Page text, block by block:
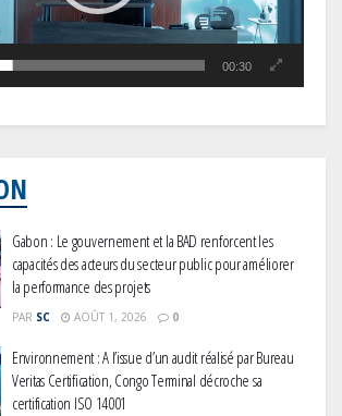
00:30
Gabon : Le gouvernement et la BAD renforcent les
capacités des acteurs du secteur public pour améliorer
la performance des projets
PAR SC AOÛT 1, 2026 0
Environnement : A l’issue d’un audit réalisé par Bureau
Veritas Certification, Congo Terminal décroche sa
certification ISO 14001